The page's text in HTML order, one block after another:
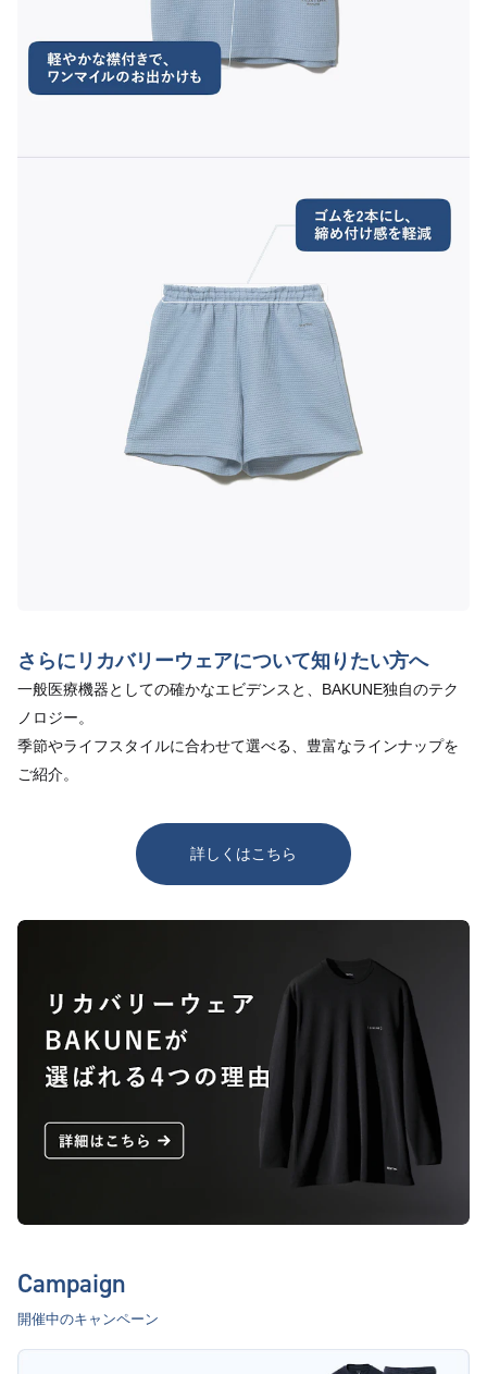
さらにリカバリーウェアについて知りたい方へ
一般医療機器としての確かなエビデンスと、BAKUNE独自のテク
ノロジー。
季節やライフスタイルに合わせて選べる、豊富なラインナップを
ご紹介。
詳しくはこちら
Campaign
開催中のキャンペーン